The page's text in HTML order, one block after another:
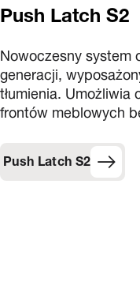
Push Latch S2
Nowoczesny system
generacji,
tłumienia. Umożliwia
frontów meblowych
Push Latch S2